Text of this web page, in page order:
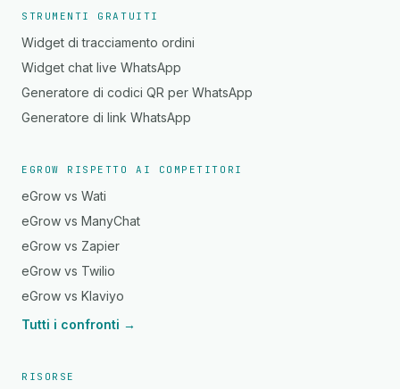
STRUMENTI GRATUITI
Widget di tracciamento ordini
Widget chat live WhatsApp
Generatore di codici QR per WhatsApp
Generatore di link WhatsApp
EGROW RISPETTO AI COMPETITORI
eGrow vs Wati
eGrow vs ManyChat
eGrow vs Zapier
eGrow vs Twilio
eGrow vs Klaviyo
Tutti i confronti →
RISORSE